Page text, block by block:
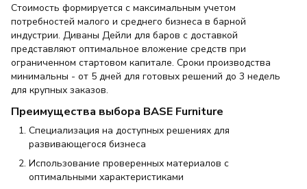
Стоимость формируется с максимальным учетом
потребностей малого и среднего бизнеса в барной
индустрии. Диваны Дейли для баров с доставкой
представляют оптимальное вложение средств при
ограниченном стартовом капитале. Сроки производства
минимальны - от 5 дней для готовых решений до 3 недель
для крупных заказов.
Преимущества выбора BASE Furniture
Специализация на доступных решениях для
развивающегося бизнеса
Использование проверенных материалов с
оптимальными характеристиками